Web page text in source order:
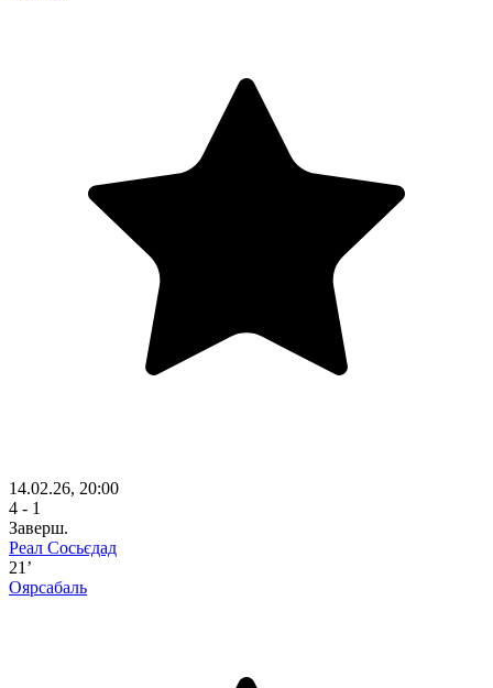
14.02.26, 20:00
4 - 1
Заверш.
Реал Сосьєдад
21’
Оярсабаль